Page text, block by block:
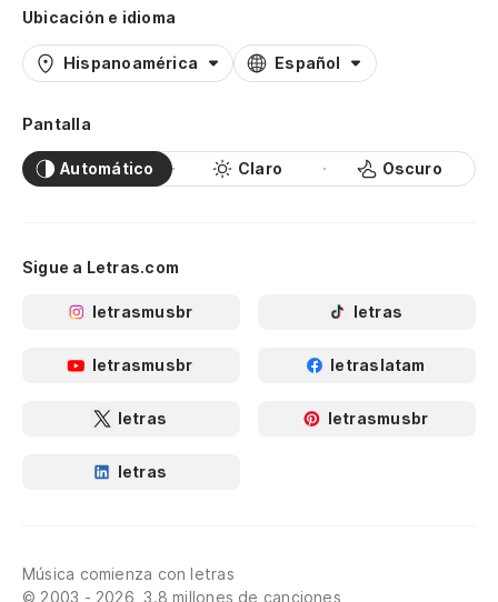
Ubicación e idioma
Hispanoamérica Español
Pantalla
Automático Claro Oscuro
Sigue a Letras.com
letrasmusbr letras
letrasmusbr letraslatam
letras letrasmusbr
letras
Música comienza con letras
© 2003 - 2026, 3.8 millones de canciones